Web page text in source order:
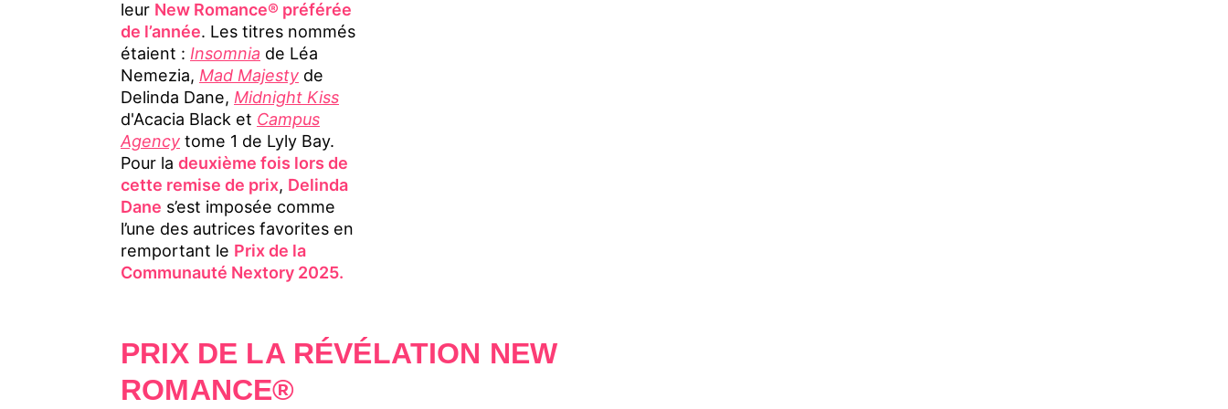
leur New Romance® préférée
de l’année. Les titres nommés
étaient : Insomnia de Léa
Nemezia, Mad Majesty de
Delinda Dane, Midnight Kiss
d'Acacia Black et Campus
Agency tome 1 de Lyly Bay.
Pour la deuxième fois lors de
cette remise de prix, Delinda
Dane s’est imposée comme
l’une des autrices favorites en
remportant le Prix de la
Communauté Nextory 2025.
PRIX DE LA RÉVÉLATION NEW
ROMANCE®